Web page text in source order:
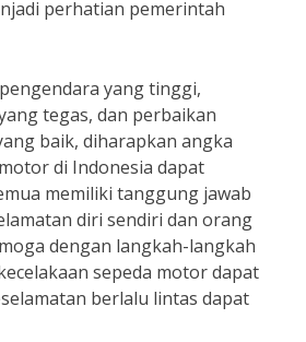
perhatian pemerintah
yang tinggi,
tegas, dan perbaikan
baik, diharapkan angka
di Indonesia dapat
memiliki tanggung jawab
diri sendiri dan orang
dengan langkah-langkah
sepeda motor dapat
berlalu lintas dapat